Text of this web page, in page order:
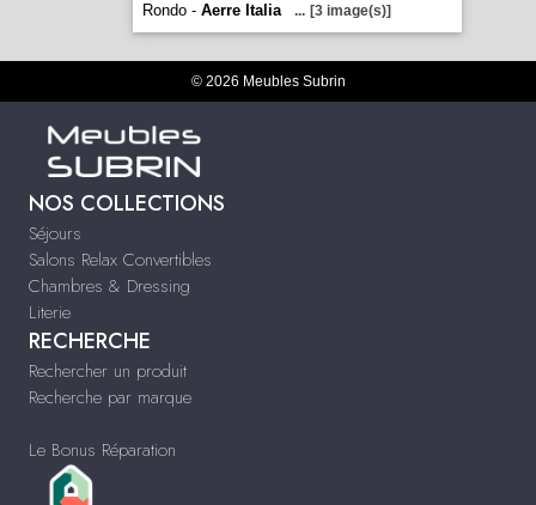
Rondo - Aerre Italia ... [3 image(s)]
© 2026 Meubles Subrin
NOS COLLECTIONS
Séjours
Salons Relax Convertibles
Chambres & Dressing
Literie
RECHERCHE
Rechercher un produit
Recherche par marque
Le Bonus Réparation